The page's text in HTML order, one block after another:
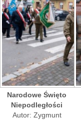
Narodowe Święto
Niepodległości
Autor: Zygmunt